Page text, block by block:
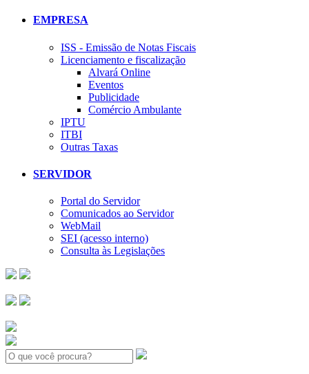
EMPRESA
ISS - Emissão de Notas Fiscais
Licenciamento e fiscalização
Alvará Online
Eventos
Publicidade
Comércio Ambulante
IPTU
ITBI
Outras Taxas
SERVIDOR
Portal do Servidor
Comunicados ao Servidor
WebMail
SEI (acesso interno)
Consulta às Legislações
Search: